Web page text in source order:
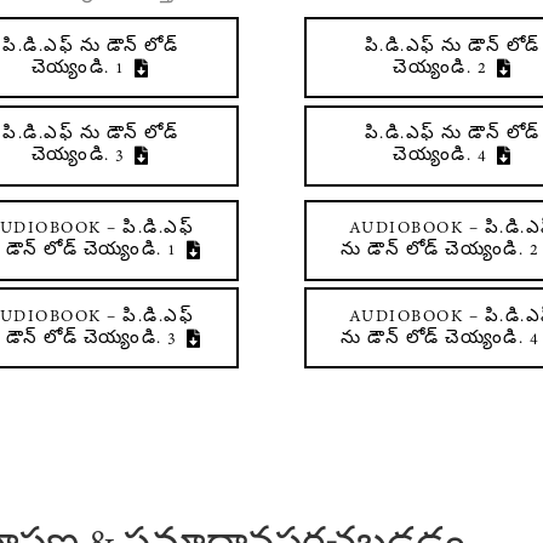
పి.డి.ఎఫ్ ను డౌన్ లోడ్
చెయ్యండి. 1
పి.డి.ఎఫ్ ను డౌన్ లోడ్
చెయ్యండి. 3
పి.డి.ఎఫ్ ను డౌన్ లోడ్
చెయ్యండి. 2
పి.డి.ఎఫ్ ను డౌన్ లోడ్
చెయ్యండి. 4
– పి.డి.ఎఫ్
డౌన్ లోడ్ చెయ్యండి. 1
– పి.డి.ఎఫ్
డౌన్ లోడ్ చెయ్యండి. 3
AUDIOBOOK –
ను డౌన్ లోడ్ చెయ్యండి. 2
AUDIOBOOK –
ను డౌన్ లోడ్ చెయ్యండి. 4